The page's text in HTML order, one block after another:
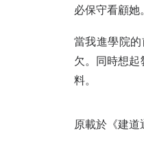
必保守看顧她
當我進學院
欠。同時想
料。
原載於《建道